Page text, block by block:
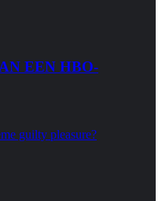
EEN HBO-